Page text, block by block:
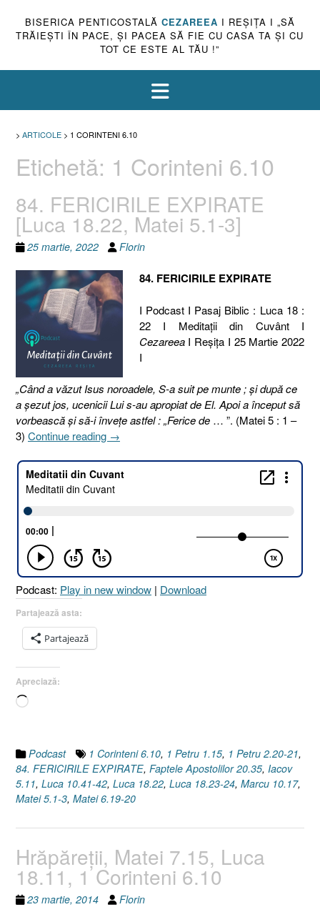
BISERICA PENTICOSTALĂ CEZAREEA I REŞIŢA I „SĂ
TRĂIEŞTI ÎN PACE, ŞI PACEA SĂ FIE CU CASA TA ŞI CU
TOT CE ESTE AL TĂU !”
> ARTICOLE > 1 CORINTENI 6.10
Etichetă: 1 Corinteni 6.10
84. FERICIRILE EXPIRATE
[Luca 18.22, Matei 5.1-3]
25 martie, 2022 Florin
84. FERICIRILE EXPIRATE
I Podcast I Pasaj Biblic : Luca 18 :
22 I Meditaţii din Cuvânt I
CezareeaI Reşiţa I 25 Martie 2022
I
„Când a văzut Isus noroadele, S-a suit pe munte ; şi după ce
a şezut jos, ucenicii Lui s-au apropiat de El. Apoi a început să
vorbească şi să-i înveţe astfel : „Ferice de … ”. (Matei 5 : 1 –
3) Continue reading „84.
EXPIRATE
[Luca
18.22,
→
Podcast: Play in new window | Download
Partajează asta:
Partajează
Apreciază:
Încarc...
Podcast 1 Corinteni 6.10, 1 Petru 1.15, 1 Petru 2.20-21,
84. FERICIRILE EXPIRATE, Faptele Apostolilor 20.35, Iacov
5.11, Luca 10.41-42, Luca 18.22, Luca 18.23-24, Marcu 10.17,
Matei 5.1-3, Matei 6.19-20
Hrăpăreţii, Matei 7.15, Luca
18.11, 1 Corinteni 6.10
23 martie, 2014 Florin